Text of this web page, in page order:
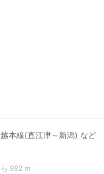
本線(直江津～新潟) など
982 m